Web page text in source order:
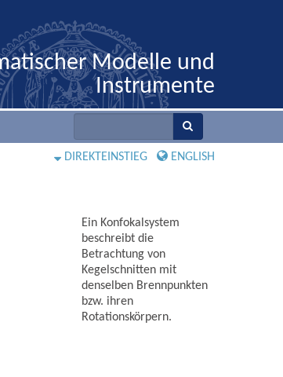
Modelle und
Instrumente
DIREKTEINSTIEG ENGLISH
Ein Konfokalsystem
beschreibt die
Betrachtung von
Kegelschnitten mit
denselben Brennpunkten
bzw. ihren
Rotationskörpern.